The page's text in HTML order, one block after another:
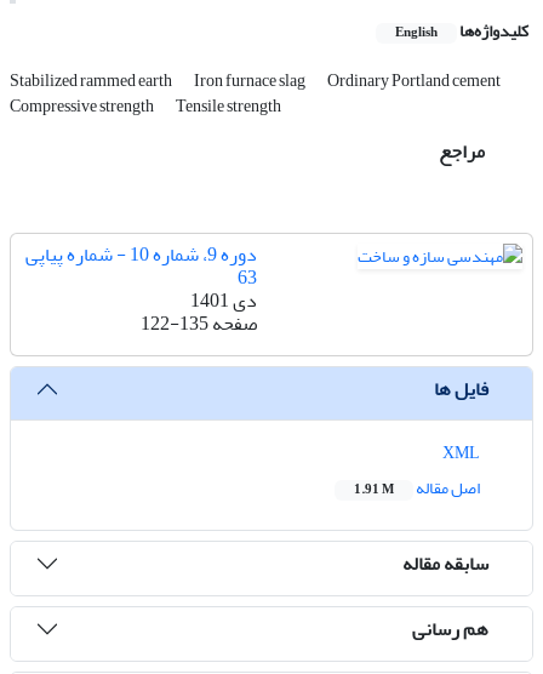
کلیدواژه‌ها English
Stabilized rammed earth Iron furnace slag Ordinary Portland cement
Compressive strength Tensile strength
مراجع
دوره 9، شماره 10 - شماره پیاپی
63
دی 1401
صفحه122-135
فایل ها
اصل مقاله
1.91 M
سابقه مقاله
هم رسانی